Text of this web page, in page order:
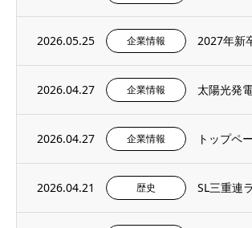
2026.05.25 企業情報
2026.04.27 企業情報
2026.04.27 企業情報
2026.04.21 歴史